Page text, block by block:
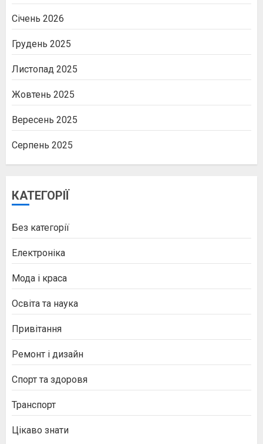
Січень 2026
Грудень 2025
Листопад 2025
Жовтень 2025
Вересень 2025
Серпень 2025
КАТЕГОРІЇ
Без категорії
Електроніка
Мода і краса
Освіта та наука
Привітання
Ремонт і дизайн
Спорт та здоровя
Транспорт
Цікаво знати